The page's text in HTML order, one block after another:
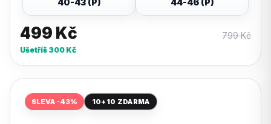
499 Kč 799Kč
Ušetříš 300 Kč
SLEVA -43% 10+10 ZDARMA